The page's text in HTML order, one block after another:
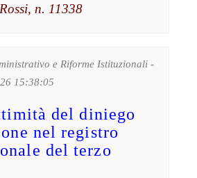
n. 11338
e Riforme Istituzionali -
15:38:05
del diniego
nel registro
del terzo